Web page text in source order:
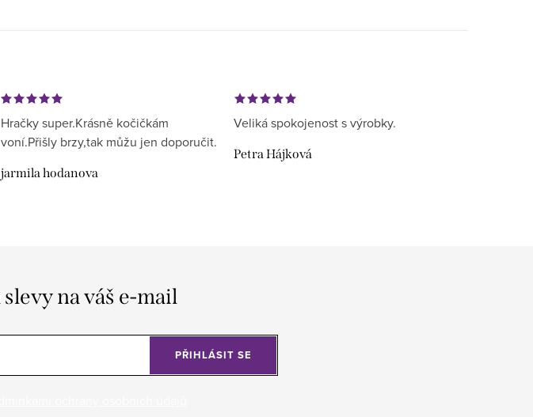
Hračky super.Krásně kočičkám
voní.Přišly brzy,tak můžu jen doporučit.
jarmila hodanova
Veliká spokojenost s výrobky.
Petra Hájková
na váš e-mail
PŘIHLÁSIT SE